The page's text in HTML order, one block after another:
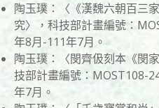
陶玉璞：〈《漢魏六朝百三
究〉，科技部計畫編號：
年8月-111年7月。
陶玉璞：〈閔齊伋刻本《閔
技部計畫編號：MOST108-
年7月。